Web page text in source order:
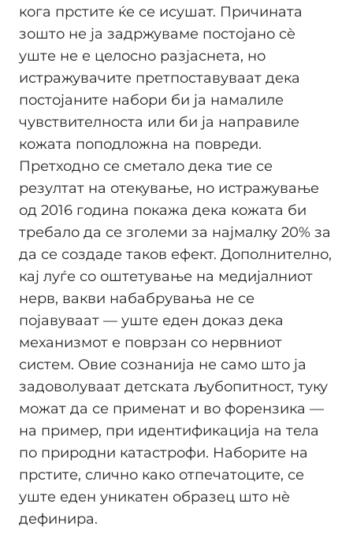
кога прстите ќе се исушат. Причината
зошто не ја задржуваме постојано сè
уште не е целосно разјаснета, но
истражувачите претпоставуваат дека
постојаните набори би ја намалиле
чувствителноста или би ја направиле
кожата поподложна на повреди.
Претходно се сметало дека тие се
резултат на отекување, но истражување
од 2016 година покажа дека кожата би
требало да се зголеми за најмалку 20% за
да се создаде таков ефект. Дополнително,
кај луѓе со оштетување на медијалниот
нерв, вакви набабрувања не се
појавуваат — уште еден доказ дека
механизмот е поврзан со нервниот
систем. Овие сознанија не само што ја
задоволуваат детската љубопитност, туку
можат да се применат и во форензика —
на пример, при идентификација на тела
по природни катастрофи. Наборите на
прстите, слично како отпечатоците, се
уште еден уникатен образец што нè
дефинира.